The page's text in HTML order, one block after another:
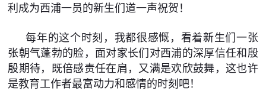
利成为西浦一员的新生们道一声祝贺！
每年的这个时刻，我都很感慨，看着新生们一张
张朝气蓬勃的脸，面对家长们对西浦的深厚信任和殷
殷期待，既倍感责任在肩，又满是欢欣鼓舞，这也许
是教育工作者最富动力和感情的时刻吧！